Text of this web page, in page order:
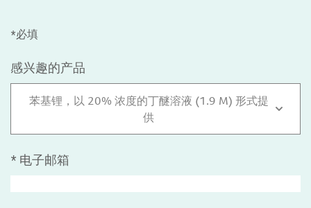
*必填
感兴趣的产品
苯基锂，以 20% 浓度的丁醚溶液 (1.9 M) 形式提
供
* 电子邮箱